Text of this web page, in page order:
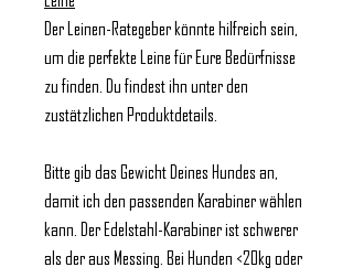
Der Leinen-Rategeber könnte hilfreich sein,
um die perfekte Leine für Eure Bedürfnisse
zu finden. Du findest ihn unter den
zustätzlichen Produktdetails.
Bitte gib das Gewicht Deines Hundes an,
damit ich den passenden Karabiner wählen
kann. Der Edelstahl-Karabiner ist schwerer
als der aus Messing. Bei Hunden <20kg oder